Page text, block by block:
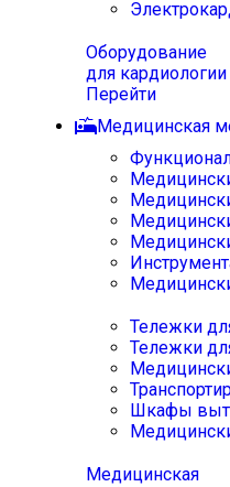
Оборудование
для кардиологии
Перейти
Медицинская
Тележки
Тележки
Шкафы
Медицинская